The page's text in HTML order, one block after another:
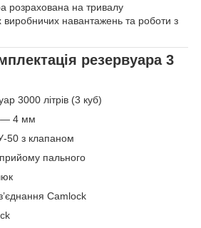
розрахована на тривалу
виробничих навантажень та роботи з
резервуара 3
3000 літрів (3 куб)
— 4 мм
50 з клапаном
пального
Camlock